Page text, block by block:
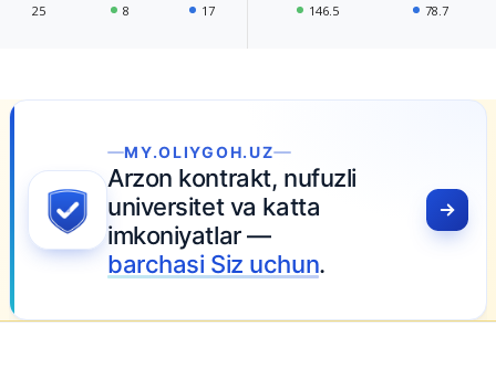
25 8 17 146.5 78.7
nufuzli
.